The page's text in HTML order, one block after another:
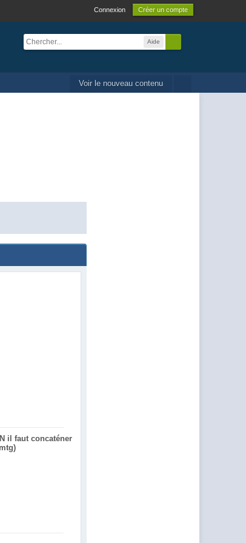
Connexion Créer un compte
Aide
Voir le nouveau contenu
il faut concaténer